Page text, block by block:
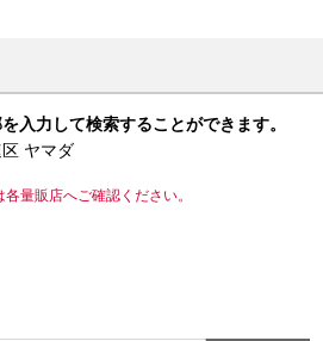
入力して検索することができます。
ヤマダ
量販店へご確認ください。